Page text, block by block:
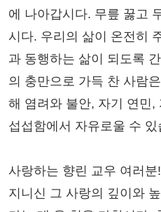
에 나아갑시다. 무릎 꿇고
시다. 우리의 삶이 온전히
과 동행하는 삶이 되도록
의 충만으로 가득 찬 사람
해 염려와 불안, 자기 연민,
섭섭함에서 자유로울 수 있
사랑하는 향린 교우 여러
지니신 그 사랑의 깊이와